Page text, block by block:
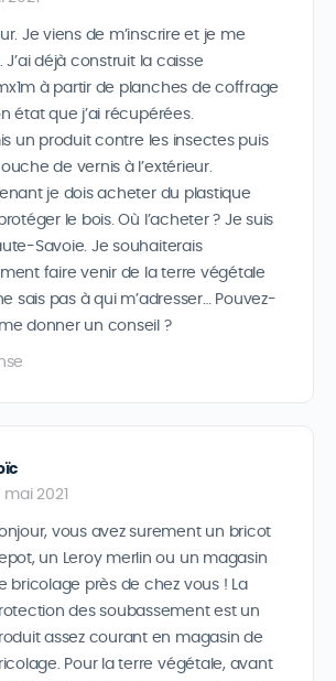
Je viens de m’inscrire et je me
J’ai déjà construit la caisse
à partir de planches de coffrage
état que j’ai récupérées.
un produit contre les insectes puis
de vernis à l’extérieur.
je dois acheter du plastique
le bois. Où l’acheter ? Je suis
Savoie. Je souhaiterais
faire venir de la terre végétale
sais pas à qui m’adresser… Pouvez-
donner un conseil ?
mai 2021
vous avez surement un bricot
un Leroy merlin ou un magasin
bricolage près de chez vous ! La
des soubassement est un
assez courant en magasin de
Pour la terre végétale, avant